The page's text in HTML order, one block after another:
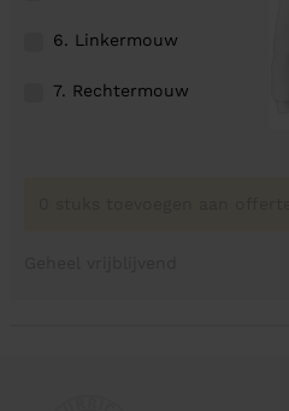
6. Linkermouw
7. Rechtermouw